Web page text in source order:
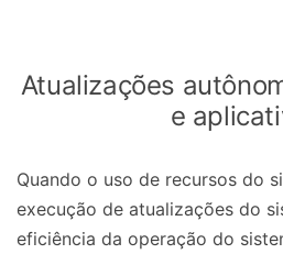
Atualizações
e
Quando o uso de recursos do
execução de atualizações do
eficiência da operação do